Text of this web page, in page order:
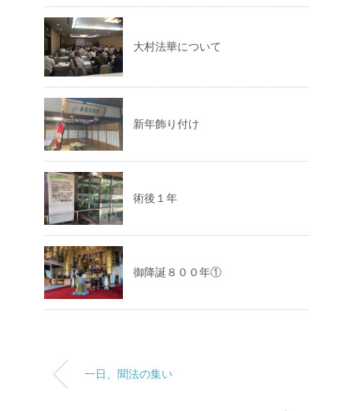
大村法華について
新年飾り付け
術後１年
御降誕８００年①
一日、聞法の集い